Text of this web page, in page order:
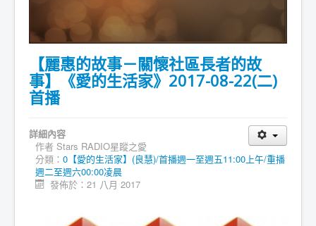
【麗惠的故事－關懷社區長者的故
事】《愛的生活家》2017-08-22(二)
首播
詳細內容
作者 Stars RADIO星蹤之愛
分類： 0【愛的生活家】(良慧)/首播週一至週五11:00上午/重播
週二至週六00:00凌晨
發佈於：21 八月 2017